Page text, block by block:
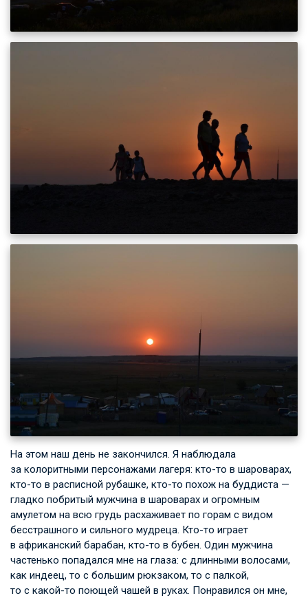
На этом наш день не закончился. Я наблюдала
за колоритными персонажами лагеря: кто-то в шароварах,
кто-то в расписной рубашке, кто-то похож на буддиста —
гладко побритый мужчина в шароварах и огромным
амулетом на всю грудь расхаживает по горам с видом
бесстрашного и сильного мудреца. Кто-то играет
в африканский барабан, кто-то в бубен. Один мужчина
частенько попадался мне на глаза: с длинными волосами,
как индеец, то с большим рюкзаком, то с палкой,
то с какой-то поющей чашей в руках. Понравился он мне,